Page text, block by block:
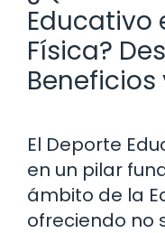
Educativo
Física?
El Deporte
en un pilar
ámbito de la
ofreciendo no